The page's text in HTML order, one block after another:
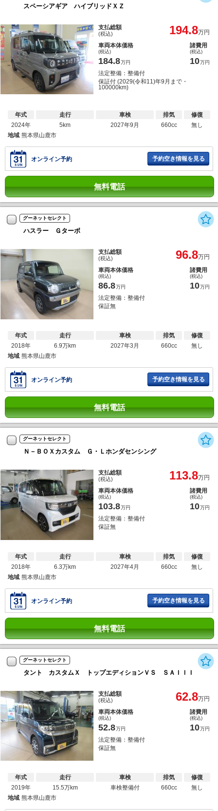
スペーシアギア ハイブリッドＸＺ
支払総額
(税込) 194.8万円
車両本体価格
(税込)
184.8万円
諸費用
(税込)
10万円
法定整備：整備付
保証付 (2029(令和11)年9月まで・
100000km)
年式
2024年
走行
5km
車検
2027年9月
排気
660cc
修復
無し
地域 熊本県山鹿市
オンライン予約 予約空き情報を見る
無料電話
グーネットセレクト
ハスラー Ｇターボ
支払総額
(税込) 96.8万円
車両本体価格
(税込)
86.8万円
諸費用
(税込)
10万円
法定整備：整備付
保証無
年式
2018年
走行
6.9万km
車検
2027年3月
排気
660cc
修復
無し
地域 熊本県山鹿市
オンライン予約 予約空き情報を見る
無料電話
グーネットセレクト
Ｎ－ＢＯＸカスタム Ｇ・Ｌホンダセンシング
支払総額
(税込) 113.8万円
車両本体価格
(税込)
103.8万円
諸費用
(税込)
10万円
法定整備：整備付
保証無
年式
2018年
走行
6.3万km
車検
2027年4月
排気
660cc
修復
無し
地域 熊本県山鹿市
オンライン予約 予約空き情報を見る
無料電話
グーネットセレクト
タント カスタムＸ トップエディションＶＳ ＳＡＩＩＩ
支払総額
(税込) 62.8万円
車両本体価格
(税込)
52.8万円
諸費用
(税込)
10万円
法定整備：整備付
保証無
年式
2019年
走行
15.5万km
車検
車検整備付
排気
660cc
修復
無し
地域 熊本県山鹿市